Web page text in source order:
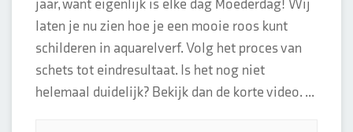
jaar, want eigenlijk is elke dag Moederdag! Wij
laten je nu zien hoe je een mooie roos kunt
schilderen in aquarelverf. Volg het proces van
schets tot eindresultaat. Is het nog niet
helemaal duidelijk? Bekijk dan de korte video. ...